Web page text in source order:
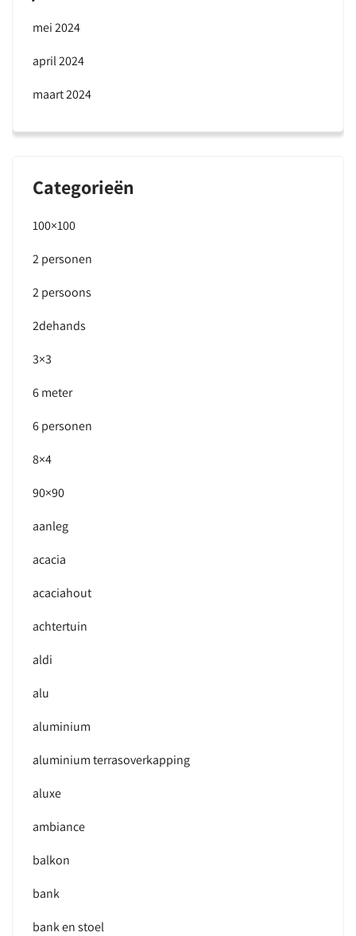
mei 2024
april 2024
maart 2024
Categorieën
100×100
2 personen
2 persoons
2dehands
3×3
6 meter
6 personen
8×4
90×90
aanleg
acacia
acaciahout
achtertuin
aldi
alu
aluminium
aluminium terrasoverkapping
aluxe
ambiance
balkon
bank
bank en stoel